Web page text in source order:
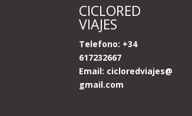
CICLORED
VIAJES
Telefono: +34
617232667
Email: cicloredviajes@
gmail.com